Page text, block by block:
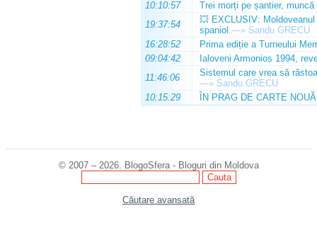
10:10:57
Trei morți pe șantier, muncă
19:37:54
💥 EXCLUSIV:
spaniol —» Sandu GRECU
16:28:52
Prima ediție a Turneului
09:04:42
Ialoveni Armonios 1994,
11:46:06
Sistemul care vrea să
—» Sandu GRECU
10:15:29
ÎN PRAG DE CARTE NOUĂ
© 2007 – 2026. BlogoSfera - Bloguri din Moldova
Căutare avansată